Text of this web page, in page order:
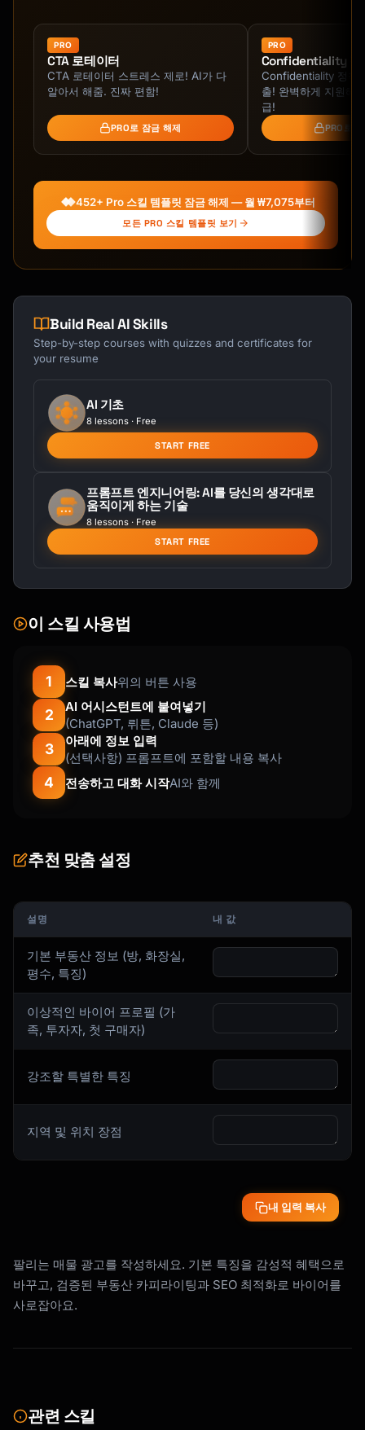
❌ "Updated kitchen"
✅ "Chef's kitchen with quartz waterfall
island where family memories are made"
❌ "Near schools"
✅ "Walk your kids to award-winning schools in
under 10 minutes"
```
### Power Words That Sell
LUXURY TIER: Exquisite, Pristine,
Prestigious, Executive, Custom, Designer
CONDITION TIER: Turnkey, Move-in ready,
ACTION TIER: Imagine, Discover, Experience,
Welcome home, Picture yourself
Ask the user:
1. What are the basic property details?
(beds, baths, sqft, style)
2. What are the standout features to
highlight?
3. Who is the ideal buyer?
4. What's special about the location?
PRO
CTA 로테이터
CTA 로테이터 스트레스 제로! AI가 다
알아서 해줌. 진짜 편함!
PRO로 잠금 해제
PRO
Confidentiality 정
Confidentiality 정책
출! 완벽하게 지원해
급!
PRO로
452+ Pro 스킬 템플릿 잠금 해제 — 월 ₩7,075부터
모든 PRO 스킬 템플릿 보기
Build Real AI Skills
Step-by-step courses with quizzes and certificates for
your resume
AI 기초
8 lessons · Free
START FREE
프롬프트 엔지니어링: AI를 당신의 생각대로
움직이게 하는 기술
8 lessons · Free
START FREE
이 스킬 사용법
1 스킬 복사위의 버튼 사용
2
AI 어시스턴트에 붙여넣기
(ChatGPT, 뤼튼, Claude 등)
3
아래에 정보 입력
(선택사항) 프롬프트에 포함할 내용 복사
4 전송하고 대화 시작AI와 함께
추천 맞춤 설정
설명 내 값
기본 부동산 정보 (방, 화장실,
평수, 특징)
이상적인 바이어 프로필 (가
족, 투자자, 첫 구매자)
강조할 특별한 특징
지역 및 위치 장점
내 입력 복사
팔리는 매물 광고를 작성하세요. 기본 특징을 감성적 혜택으로
바꾸고, 검증된 부동산 카피라이팅과 SEO 최적화로 바이어를
사로잡아요.
관련 스킬